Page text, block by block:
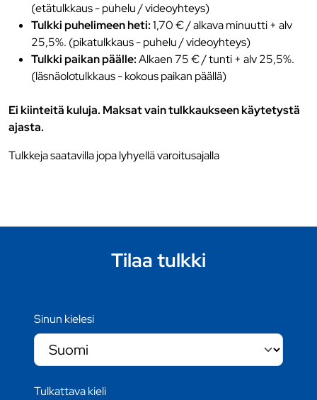
(etätulkkaus - puhelu / videoyhteys)
Tulkki puhelimeen heti:1,70 € / alkava minuutti + alv
25,5%. (pikatulkkaus - puhelu / videoyhteys)
Tulkki paikan päälle:Alkaen 75 € / tunti + alv 25,5%.
(läsnäolotulkkaus - kokous paikan päällä)
Ei kiinteitä kuluja. Maksat vain tulkkaukseen käytetystä
ajasta.
Tulkkeja saatavilla jopa lyhyellä varoitusajalla
Tilaa tulkki
Sinun kielesi
Tulkattava kieli